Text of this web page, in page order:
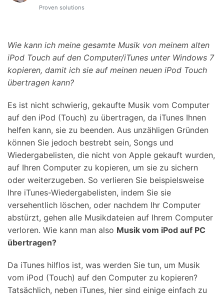
Proven solutions
Wie kann ich meine gesamte Musik von meinem alten
iPod Touch auf den Computer/iTunes unter Windows 7
kopieren, damit ich sie auf meinen neuen iPod Touch
übertragen kann?
Es ist nicht schwierig, gekaufte Musik vom Computer
auf den iPod (Touch) zu übertragen, da iTunes Ihnen
helfen kann, sie zu beenden. Aus unzähligen Gründen
können Sie jedoch bestrebt sein, Songs und
Wiedergabelisten, die nicht von Apple gekauft wurden,
auf Ihren Computer zu kopieren, um sie zu sichern
oder weiterzugeben. So verlieren Sie beispielsweise
Ihre iTunes-Wiedergabelisten, indem Sie sie
versehentlich löschen, oder nachdem Ihr Computer
abstürzt, gehen alle Musikdateien auf Ihrem Computer
verloren. Wie kann man also Musik vom iPod auf PC
übertragen?
Da iTunes hilflos ist, was werden Sie tun, um Musik
vom iPod (Touch) auf den Computer zu kopieren?
Tatsächlich, neben iTunes, hier sind einige einfach zu